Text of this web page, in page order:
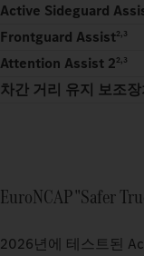
Active Sideguard
Frontguard Assist2,3
Attention Assist 22,3
차간 거리 유지 보조장
EuroNCAP "Safer
2026년에 테스트된